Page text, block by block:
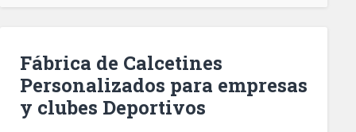
Fábrica de Calcetines
Personalizados para empresas
y clubes Deportivos